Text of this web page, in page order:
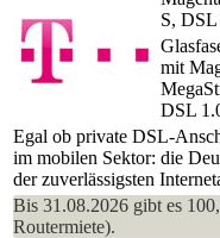
S,
mit
DSL
Egal ob private DSL-
im mobilen Sektor: die
der zuverlässigsten
Bis 31.08.2026 gibt es
Routermiete).